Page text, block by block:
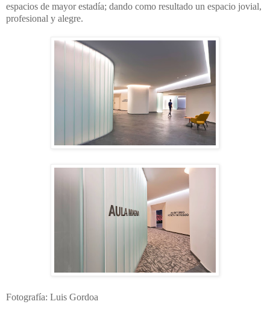
espacios de mayor estadía; dando como resultado un espacio jovial,
profesional y alegre.
Fotografía: Luis Gordoa